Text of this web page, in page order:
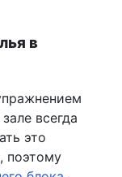
в
всегда
это
поэтому